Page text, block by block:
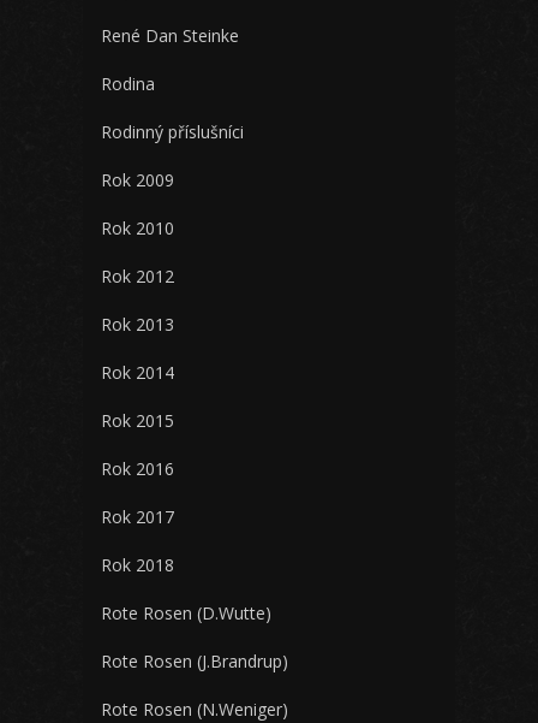
René Dan Steinke
Rodina
Rodinný příslušníci
Rok 2009
Rok 2010
Rok 2012
Rok 2013
Rok 2014
Rok 2015
Rok 2016
Rok 2017
Rok 2018
Rote Rosen (D.Wutte)
Rote Rosen (J.Brandrup)
Rote Rosen (N.Weniger)